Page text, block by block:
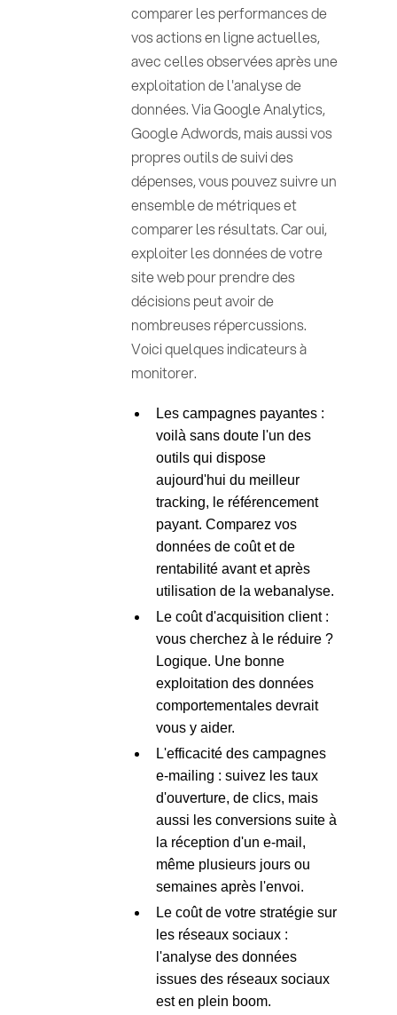
comparer les performances de
vos actions en ligne actuelles,
avec celles observées après une
exploitation de l'analyse de
données. Via Google Analytics,
Google Adwords, mais aussi vos
propres outils de suivi des
dépenses, vous pouvez suivre un
ensemble de métriques et
comparer les résultats. Car oui,
exploiter les données de votre
site web pour prendre des
décisions peut avoir de
nombreuses répercussions.
Voici quelques indicateurs à
monitorer.
Les campagnes payantes :
voilà sans doute l'un des
outils qui dispose
aujourd'hui du meilleur
tracking, le référencement
payant. Comparez vos
données de coût et de
rentabilité avant et après
utilisation de la webanalyse.
Le coût d'acquisition client :
vous cherchez à le réduire ?
Logique. Une bonne
exploitation des données
comportementales devrait
vous y aider.
L'efficacité des campagnes
e-mailing : suivez les taux
d'ouverture, de clics, mais
aussi les conversions suite à
la réception d'un e-mail,
même plusieurs jours ou
semaines après l'envoi.
Le coût de votre stratégie sur
les réseaux sociaux :
l'analyse des données
issues des réseaux sociaux
est en plein boom.